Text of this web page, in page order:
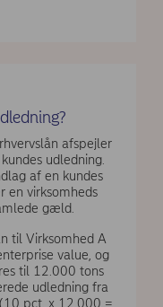
afspejler
udledning.
af en kundes
en virksomheds
gæld.
til Virksomhed A
value, og
til 12.000 tons
udledning fra
pct. x 12.000 =